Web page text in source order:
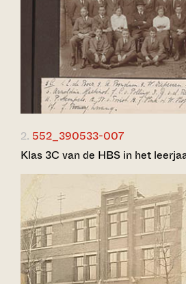
2. 552_390533-007
Klas 3C van de HBS in het